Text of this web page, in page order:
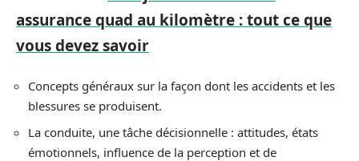
assurance quad au kilomètre : tout ce que
vous devez savoir
Concepts généraux sur la façon dont les accidents et les
blessures se produisent.
La conduite, une tâche décisionnelle : attitudes, états
émotionnels, influence de la perception et de